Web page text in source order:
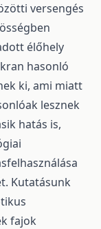
versengés
élőhely
hasonló
ki, ami miatt
lesznek
hatás is,
Kutatásunk
fajok